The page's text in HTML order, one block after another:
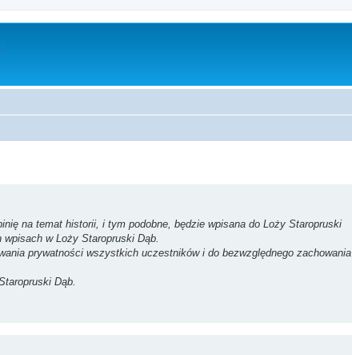
na temat historii, i tym podobne, będzie wpisana do Loży Staropruski
w Loży Staropruski Dąb.
prywatności wszystkich uczestników i do bezwzględnego zachowania
Dąb.